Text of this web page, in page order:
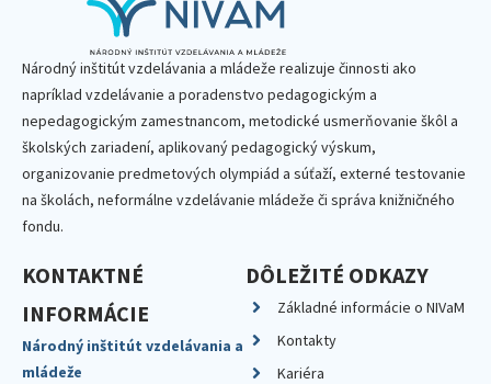
Národný inštitút vzdelávania a mládeže realizuje činnosti ako
napríklad vzdelávanie a poradenstvo pedagogickým a
nepedagogickým zamestnancom, metodické usmerňovanie škôl a
školských zariadení, aplikovaný pedagogický výskum,
organizovanie predmetových olympiád a súťaží, externé testovanie
na školách, neformálne vzdelávanie mládeže či správa knižničného
fondu.
KONTAKTNÉ
INFORMÁCIE
Národný inštitút vzdelávania a
mládeže
DÔLEŽITÉ ODKAZY
Základné informácie o NIVaM
Kontakty
Kariéra